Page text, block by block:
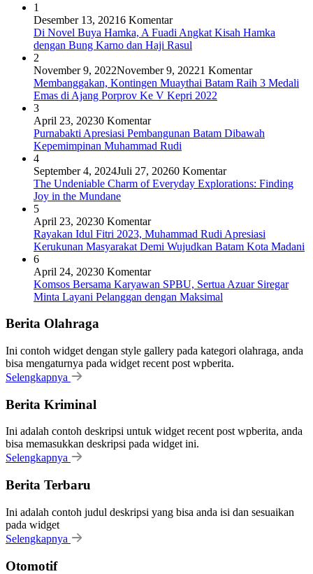
1
Desember 13, 20216 Komentar
Di Novel Buya Hamka, A Fuadi Angkat Kisah Hamka
dengan Bung Karno dan Haji Rasul
2
November 9, 2022November 9, 20221 Komentar
Membanggakan, Kontingen Muaythai Batam Raih 3 Medali
Emas di Ajang Porprov Ke V Kepri 2022
3
April 23, 20230 Komentar
Purnabakti Apresiasi Pembangunan Batam Dibawah
Kepemimpinan Muhammad Rudi
4
September 4, 2024Juli 27, 20260 Komentar
The Undeniable Charm of Everyday Explorations: Finding
Joy in the Mundane
5
April 23, 20230 Komentar
Rayakan Idul Fitri 2023, Muhammad Rudi Apresiasi
Kerukunan Masyarakat Demi Wujudkan Batam Kota Madani
6
April 24, 20230 Komentar
Komsos Bersama Karyawan SPBU, Sertua Azuar Siregar
Minta Layani Pelanggan dengan Maksimal
Berita Olahraga
Ini contoh widget dengan style gallery pada kategori olahraga, anda
bisa mengaturnya pada widget recent post wpberita.
Selengkapnya
Berita Kriminal
Ini adalah contoh deskripsi untuk widget recent post wpberita, anda
bisa memasukkan deskripsi pada widget ini.
Selengkapnya
Berita Terbaru
Ini adalah contoh judul deskripsi yang bisa anda isi dan sesuaikan
pada widget
Selengkapnya
Otomotif